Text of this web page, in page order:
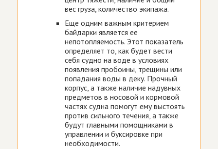
вес груза, количество экипажа.
Еще одним важным критерием
байдарки является ее
непотопляемость. Этот показатель
определяет то, как будет вести
себя судно на воде в условиях
появления пробоины, трещины или
попадания воды в деку. Прочный
корпус, а также наличие надувных
предметов в носовой и кормовой
частях судна помогут ему выстоять
против сильного течения, а также
будут главными помощниками в
управлении и буксировке при
необходимости.